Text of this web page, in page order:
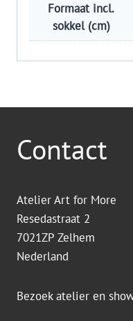
Formaat incl.
sokkel (cm)
Contact
Atelier Art for More
Resedastraat 2
7021ZP Zelhem
Nederland
Bezoek atelier en